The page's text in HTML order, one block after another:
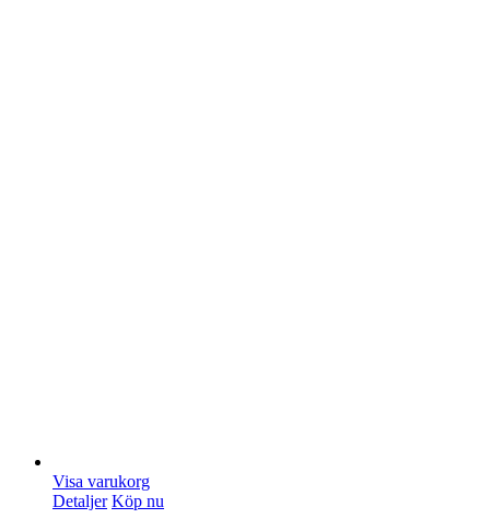
Visa varukorg
Detaljer Köp nu